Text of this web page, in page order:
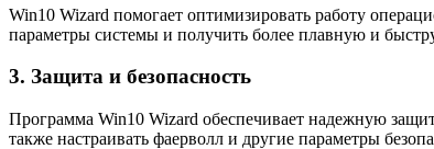
Win10 Wizard помогает оптимизировать работу
параметры системы и получить более плавную и
3. Защита и безопасность
Программа Win10 Wizard обеспечивает надежную
также настраивать фаерволл и другие параметры